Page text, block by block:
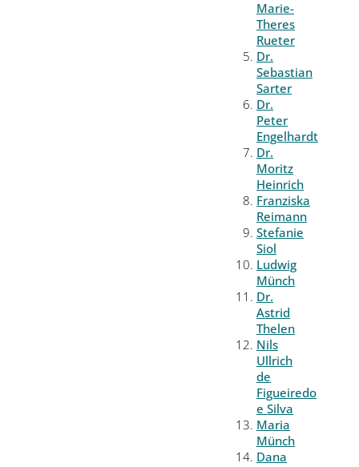
Marie-
Theres
Rueter
Dr.
Sebastian
Sarter
Dr.
Peter
Engelhardt
Dr.
Moritz
Heinrich
Franziska
Reimann
Stefanie
Siol
Ludwig
Münch
Dr.
Astrid
Thelen
Nils
Ullrich
de
Figueiredo
e Silva
Maria
Münch
Dana